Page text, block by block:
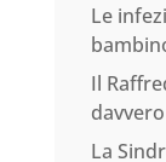
Le
Il
La